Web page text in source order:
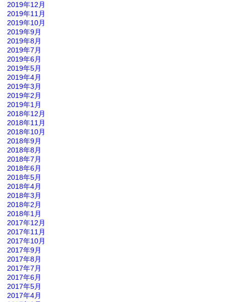
2019年12月
2019年11月
2019年10月
2019年9月
2019年8月
2019年7月
2019年6月
2019年5月
2019年4月
2019年3月
2019年2月
2019年1月
2018年12月
2018年11月
2018年10月
2018年9月
2018年8月
2018年7月
2018年6月
2018年5月
2018年4月
2018年3月
2018年2月
2018年1月
2017年12月
2017年11月
2017年10月
2017年9月
2017年8月
2017年7月
2017年6月
2017年5月
2017年4月